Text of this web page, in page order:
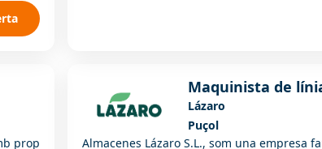
prop
Maquinista de
Lázaro
Puçol
Almacenes Lázaro S.L., som una empresa